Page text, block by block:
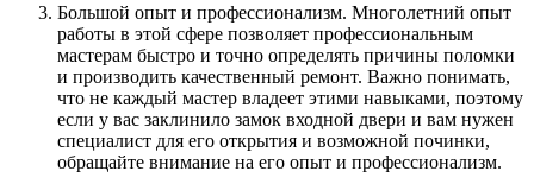
Большой опыт и профессионализм. Многолетний опыт
работы в этой сфере позволяет профессиональным
мастерам быстро и точно определять причины поломки
и производить качественный ремонт. Важно понимать,
что не каждый мастер владеет этими навыками, поэтому
если у вас заклинило замок входной двери и вам нужен
специалист для его открытия и возможной починки,
обращайте внимание на его опыт и профессионализм.